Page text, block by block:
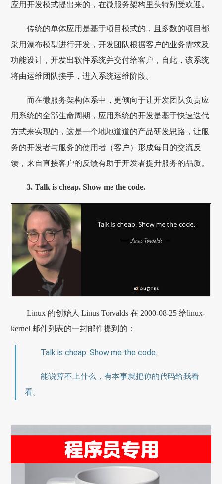
应用开发模式提出来的，在微服务架构里头特别受欢迎。
传统的单体应用是基于项目模式的，且多数的项目都
采用瀑布模型进行开发，开发团队根据客户的业务需求及
功能设计，开发出软件系统并交付给客户，自此，该系统
将由运维团队接手，进入系统运维阶段。
而在微服务架构体系中，更倾向于让开发团队负责应
用系统的全部生命周期，应用系统的开发是基于快速迭代
方式来实现的，这是一个地地道道的产品研发思路，让服
务的开发者与服务的使用者（客户）形成每日的交流反
馈，来自直接客户的反馈有助于开发者提升服务的品质。
3. Talk is cheap. Show me the code.
Linux 的创始人 Linus Torvalds 在 2000-08-25 给linux-
kernel 邮件列表的一封邮件提到的：
Talk is cheap. Show me the code.
能说算不上什么，有本事就把你的代码给我看
看。